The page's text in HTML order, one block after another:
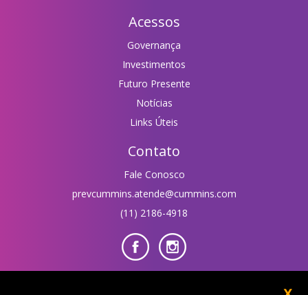
Acessos
Governança
Investimentos
Futuro Presente
Notícias
Links Úteis
Contato
Fale Conosco
prevcummins.atende@cummins.com
(11) 2186-4918